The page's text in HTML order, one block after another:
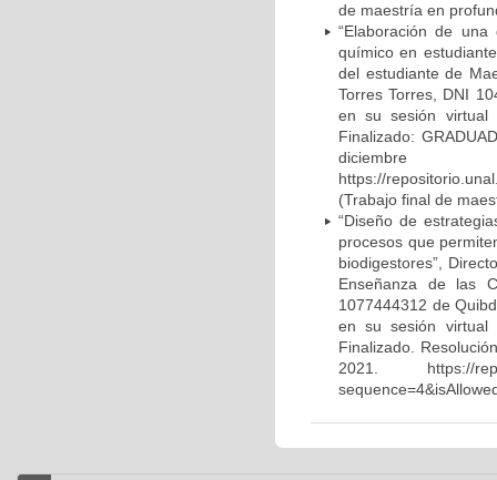
de maestría en
“Elaboración de
químico en
del estudiante de
Torres Torres, DNI
en su sesión virtual
Finalizado:
https://
(Trabajo final de
“Diseño de
procesos que
biodigestores”,
Enseñanza de las
1077444312 de
en su sesión virtual
Finalizado.
2021. https://